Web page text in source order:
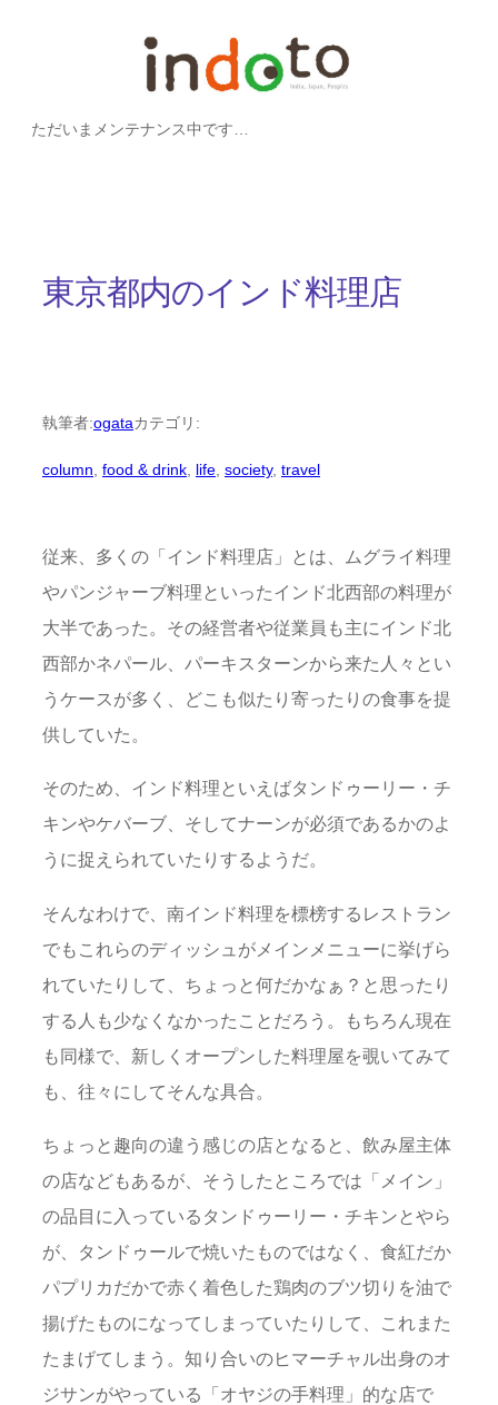
ただいまメンテナンス中です…
東京都内のインド料理店
執筆者:ogataカテゴリ:
column, food & drink, life, society, travel
従来、多くの「インド料理店」とは、ムグライ料理
やパンジャーブ料理といったインド北西部の料理が
大半であった。その経営者や従業員も主にインド北
西部かネパール、パーキスターンから来た人々とい
うケースが多く、どこも似たり寄ったりの食事を提
供していた。
そのため、インド料理といえばタンドゥーリー・チ
キンやケバーブ、そしてナーンが必須であるかのよ
うに捉えられていたりするようだ。
そんなわけで、南インド料理を標榜するレストラン
でもこれらのディッシュがメインメニューに挙げら
れていたりして、ちょっと何だかなぁ？と思ったり
する人も少なくなかったことだろう。もちろん現在
も同様で、新しくオープンした料理屋を覗いてみて
も、往々にしてそんな具合。
ちょっと趣向の違う感じの店となると、飲み屋主体
の店などもあるが、そうしたところでは「メイン」
の品目に入っているタンドゥーリー・チキンとやら
が、タンドゥールで焼いたものではなく、食紅だか
パプリカだかで赤く着色した鶏肉のブツ切りを油で
揚げたものになってしまっていたりして、これまた
たまげてしまう。知り合いのヒマーチャル出身のオ
ジサンがやっている「オヤジの手料理」的な店で